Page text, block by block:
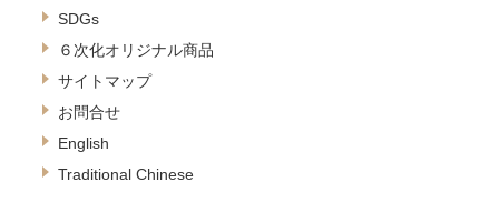
SDGs
６次化オリジナル商品
サイトマップ
お問合せ
English
Traditional Chinese